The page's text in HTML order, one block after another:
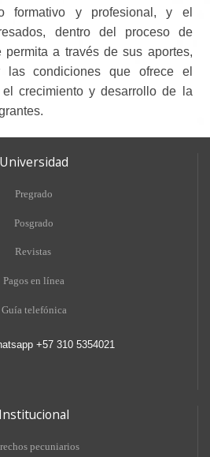
formativo y profesional, y el
dentro del proceso de
permita a través de sus aportes,
las condiciones que ofrece el
crecimiento y desarrollo de la
Universidad
Pregrado
Posgrado
Revistas
Pagos en línea
Guía telefónica
+57 310 5354021
Institucional
pecuniarios